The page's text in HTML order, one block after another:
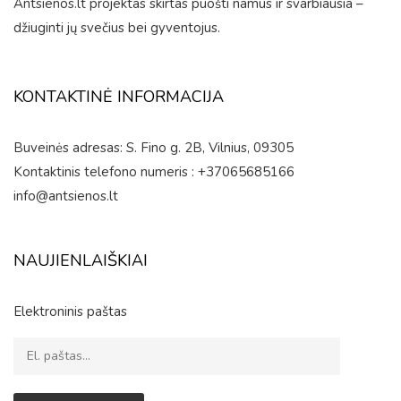
džiuginti jų svečius bei gyventojus.
KONTAKTINĖ INFORMACIJA
Buveinės adresas: S. Fino g. 2B, Vilnius, 09305
Kontaktinis telefono numeris : +37065685166
info@antsienos.lt
NAUJIENLAIŠKIAI
Elektroninis paštas